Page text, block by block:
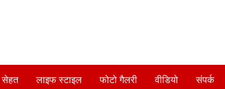
सेहत लाइफ स्टाइल फोटो गैलरी वीडियो संपर्क